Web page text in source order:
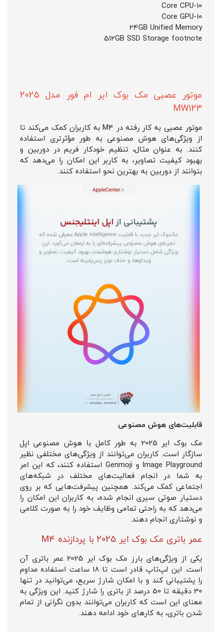
10-Core CPU
10-Core GPU
24GB Unified Memory
512GB SSD Storage footnote
موتور عصبی مک بوک ایر ام فور مدل 2025
MW123
موتور عصبی به کار رفته در M4 به کاربران کمک می‌کند تا
از ویژگی‌های هوش مصنوعی به طور مؤثرتری استفاده
کنند. به عنوان مثال، تنظیم خودکار فریم در دوربین و
بهبود کیفیت تصاویر، به کاربر این امکان را می‌دهد که
بتوانند از دوربین به بهترین نحو استفاده کنند.
قابلیت‌های هوش مصنوعی
مک بوک ایر 2025 به طور کامل با هوش مصنوعی اپل
سازگار است. کاربران می‌توانند از ویژگی‌های مختلفی نظیر
Image Playground و Genmoji استفاده کنند، که این امر
به شما در انجام فعالیت‌های مختلف در شبکه‌های
اجتماعی کمک می‌کند. همچنین پیشرفت‌هایی که بر روی
دستیار صوتی سیری انجام شده، به کاربران این امکان را
می‌دهد که به راحتی تمامی وظایف خود را به صورت کلامی
و نوشتاری انجام دهند.
عمر باتری مک بوک ایر 2025 با پردازنده M4
یکی از ویژگی‌های بارز مک بوک ایر 2025 عمر باتری آن
است. این لپ‌تاپ قادر است تا 18 ساعت استفاده مداوم
را پشتیبانی کند و با امکان شارژ سریع، می‌توانید در تنها
30 دقیقه تا 50 درصد از باتری را شارژ کنید. این ویژگی به
معنای این است که کاربران می‌توانند بدون نگرانی از تمام
شدن باتری، به کارهای خود ادامه دهند.